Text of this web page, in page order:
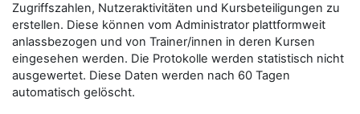
Zugriffszahlen, Nutzeraktivitäten und Kursbeteiligungen zu
erstellen. Diese können vom Administrator plattformweit
anlassbezogen und von Trainer/innen in deren Kursen
eingesehen werden. Die Protokolle werden statistisch nicht
ausgewertet. Diese Daten werden nach 60 Tagen
automatisch gelöscht.